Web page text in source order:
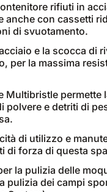
rifiuti in
anche con cassetti
di svuotamento.
e la scocca di
per la massima
Multibristle permette
polvere e detriti di
di utilizzo e
di forza di questa
la pulizia delle
pulizia dei campi